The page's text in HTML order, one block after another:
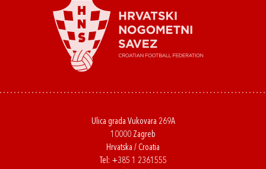
Ulica grada Vukovara 269A
10000 Zagreb
Hrvatska / Croatia
Tel: +385 1 2361555